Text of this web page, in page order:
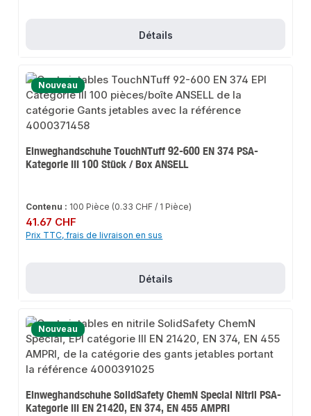
Détails
Nouveau
Einweghandschuhe TouchNTuff 92-600 EN 374 PSA-
Kategorie III 100 Stück / Box ANSELL
Contenu : 100 Pièce (0.33 CHF / 1 Pièce)
Prix régulier :
41.67 CHF
Prix TTC, frais de livraison en sus
Détails
Nouveau
Einweghandschuhe SolidSafety ChemN Special Nitril PSA-
Kategorie III EN 21420, EN 374, EN 455 AMPRI